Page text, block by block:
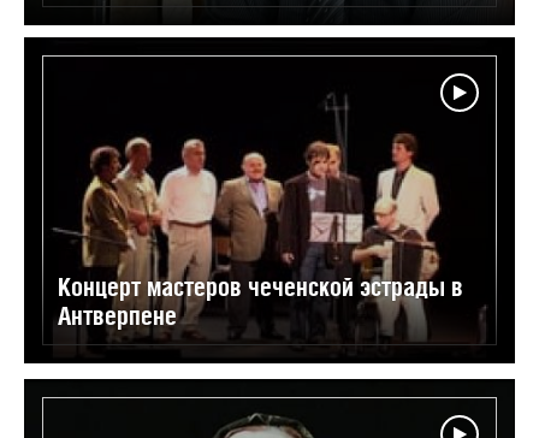
Концерт мастеров чеченской эстрады в
Антверпене